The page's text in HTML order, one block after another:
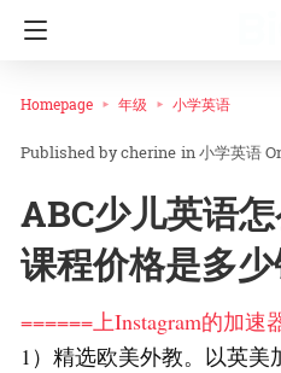
Homepage 年级 小学英语
cherine in小学英语
ABC少儿英语
课程价格是多少
======上Instagram的加速
1）精选欧美外教。以英